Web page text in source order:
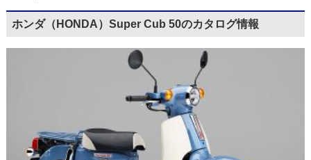
ホンダ（HONDA）Super Cub 50のカタログ情報